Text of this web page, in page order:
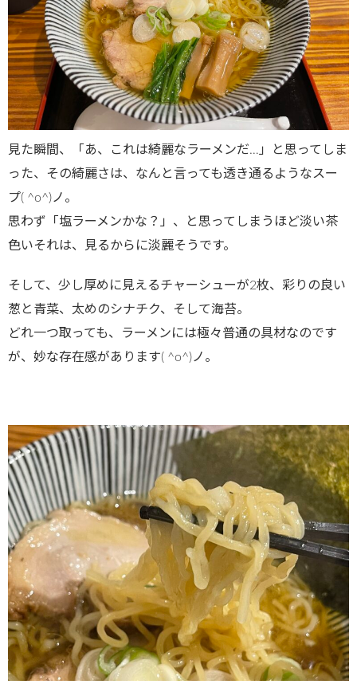
見た瞬間、「あ、これは綺麗なラーメンだ…」と思ってしま
った、その綺麗さは、なんと言っても透き通るようなスー
プ( ^o^)ノ。
思わず「塩ラーメンかな？」、と思ってしまうほど淡い茶
色いそれは、見るからに淡麗そうです。
そして、少し厚めに見えるチャーシューが2枚、彩りの良い
葱と青菜、太めのシナチク、そして海苔。
どれ一つ取っても、ラーメンには極々普通の具材なのです
が、妙な存在感があります( ^o^)ノ。